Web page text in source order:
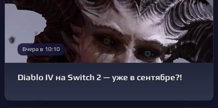
Вчера в 10:10
Diablo IV на Switch 2 — уже в сентябре?!